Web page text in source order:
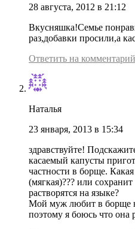
28 августа, 2012 в 21:12
Вкусняшка!Семье
раз,добавки просили,а
Ответить на
Наталья
23 января, 2013 в 15:34
здравствуйте!
касаемый капусты
частности в борще.
(мягкая)??? или
растворятся на языке?
Мой муж любит в борще
поэтому я боюсь что она